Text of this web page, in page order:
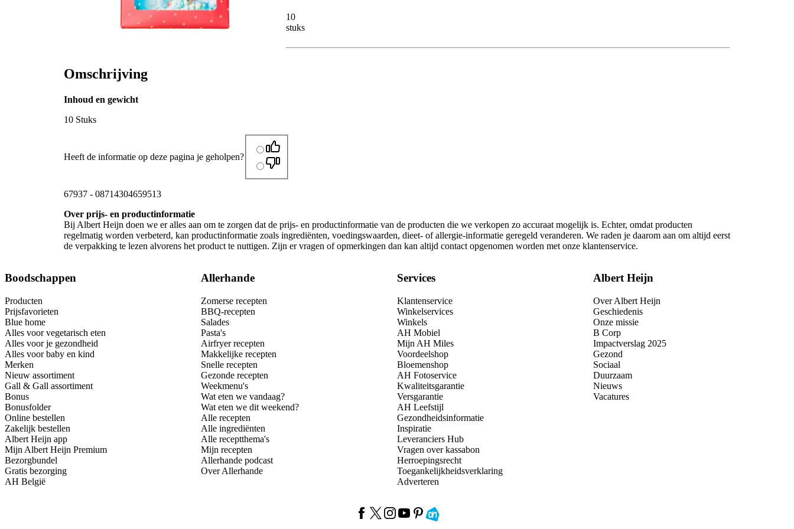
10
stuks
Omschrijving
Inhoud en gewicht
10 Stuks
Heeft de informatie op deze pagina je geholpen?
67937 - 08714304659513
Over prijs- en productinformatie
Bij Albert Heijn doen we er alles aan om te zorgen dat de prijs- en productinformatie van de producten die we verkopen zo accuraat mogelijk is. Echter, omdat producten
regelmatig worden verbeterd, kan productinformatie zoals ingrediënten, voedingswaarden, dieet- of allergie-informatie geregeld veranderen. We raden je daarom aan om altijd eerst
de verpakking te lezen alvorens het product te nuttigen. Zijn er vragen of opmerkingen dan kan altijd contact opgenomen worden met onze klantenservice.
Boodschappen
Producten
Prijsfavorieten
Blue home
Alles voor vegetarisch eten
Alles voor je gezondheid
Alles voor baby en kind
Merken
Nieuw assortiment
Gall & Gall assortiment
Bonus
Bonusfolder
Online bestellen
Zakelijk bestellen
Albert Heijn app
Mijn Albert Heijn Premium
Bezorgbundel
Gratis bezorging
AH België
Allerhande
Zomerse recepten
BBQ-recepten
Salades
Pasta's
Airfryer recepten
Makkelijke recepten
Snelle recepten
Gezonde recepten
Weekmenu's
Wat eten we vandaag?
Wat eten we dit weekend?
Alle recepten
Alle ingrediënten
Alle receptthema's
Mijn recepten
Allerhande podcast
Over Allerhande
Services
Klantenservice
Winkelservices
Winkels
AH Mobiel
Mijn AH Miles
Voordeelshop
Bloemenshop
AH Fotoservice
Kwaliteitsgarantie
Versgarantie
AH Leefstijl
Gezondheidsinformatie
Inspiratie
Leveranciers Hub
Vragen over kassabon
Herroepingsrecht
Toegankelijkheidsverklaring
Adverteren
Albert Heijn
Over Albert Heijn
Geschiedenis
Onze missie
B Corp
Impactverslag 2025
Gezond
Sociaal
Duurzaam
Nieuws
Vacatures